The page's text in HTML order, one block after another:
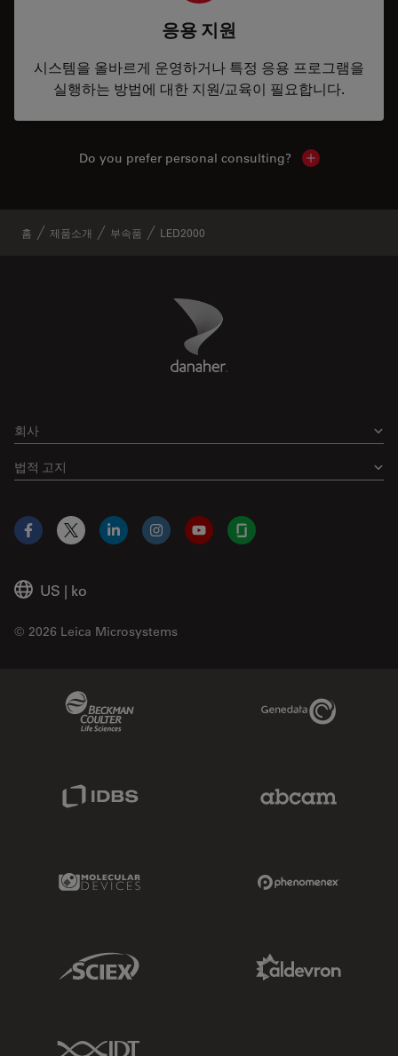
응용 지원
시스템을 올바르게 운영하거나 특정 응용 프로그램을
실행하는 방법에 대한 지원/교육이 필요합니다.
Do you prefer personal consulting? Show local
홈 제품소개 부속품 LED2000
Danaher Logo
회사
법적 고지
US | ko
© 2026 Leica Microsystems
Facebook
X LinkedInInstagramYouTubeGlassdoor
Genedata Link
Molecular Devices Link
Sciex Link
IDT Link